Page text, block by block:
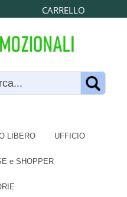
CARRELLO
LIBERO UFFICIO
e SHOPPER